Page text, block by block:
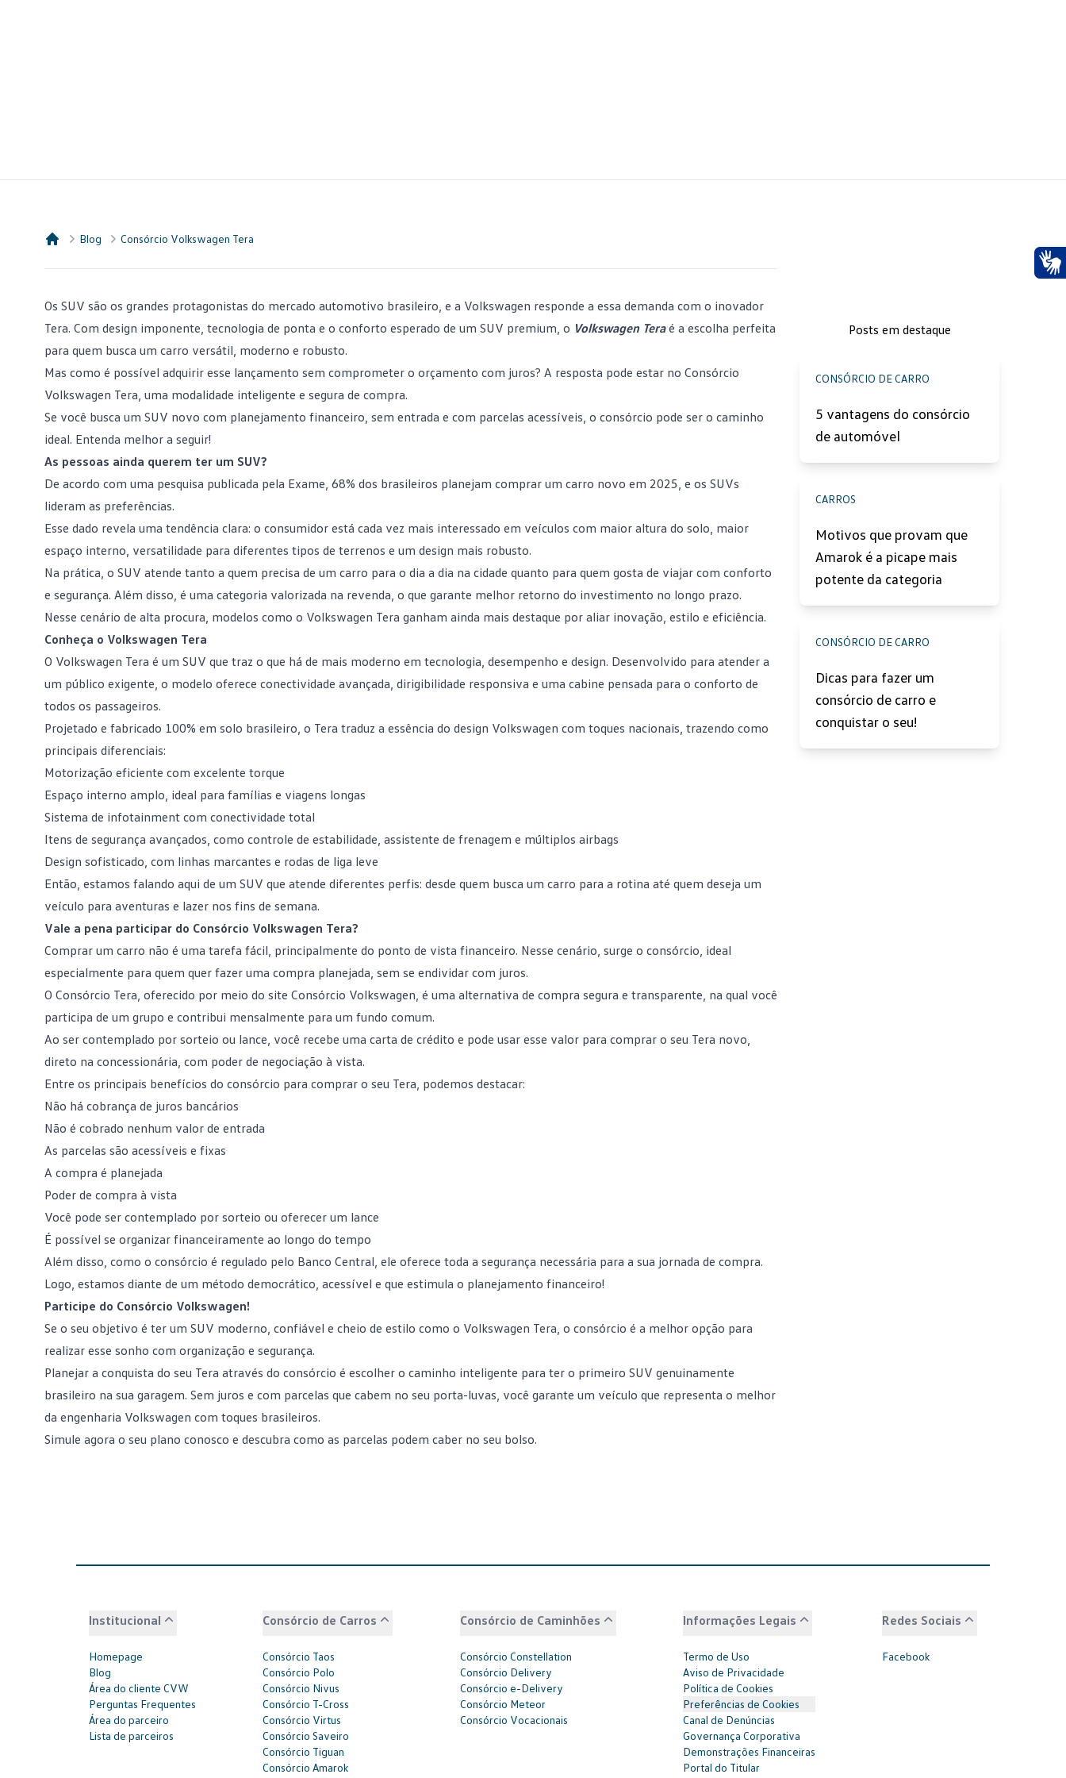
Blog Consórcio Volkswagen Tera
Os SUV são os grandes protagonistas do mercado automotivo brasileiro, e a Volkswagen responde a essa demanda com o inovador
Tera. Com design imponente, tecnologia de ponta e o conforto esperado de um SUV premium, o Volkswagen Teraé a escolha perfeita
para quem busca um carro versátil, moderno e robusto.
Mas como é possível adquirir esse lançamento sem comprometer o orçamento com juros? A resposta pode estar no Consórcio
Volkswagen Tera, uma modalidade inteligente e segura de compra.
Se você busca um SUV novo com planejamento financeiro, sem entrada e com parcelas acessíveis, o consórcio pode ser o caminho
ideal. Entenda melhor a seguir!
As pessoas ainda querem ter um SUV?
De acordo com uma pesquisa publicada pela Exame, 68% dos brasileiros planejam comprar um carro novo em 2025, e os SUVs
lideram as preferências.
Esse dado revela uma tendência clara: o consumidor está cada vez mais interessado em veículos com maior altura do solo, maior
espaço interno, versatilidade para diferentes tipos de terrenos e um design mais robusto.
Na prática, o SUV atende tanto a quem precisa de um carro para o dia a dia na cidade quanto para quem gosta de viajar com conforto
e segurança. Além disso, é uma categoria valorizada na revenda, o que garante melhor retorno do investimento no longo prazo.
Nesse cenário de alta procura, modelos como o Volkswagen Tera ganham ainda mais destaque por aliar inovação, estilo e eficiência.
Conheça o Volkswagen Tera
O Volkswagen Tera é um SUV que traz o que há de mais moderno em tecnologia, desempenho e design. Desenvolvido para atender a
um público exigente, o modelo oferece conectividade avançada, dirigibilidade responsiva e uma cabine pensada para o conforto de
todos os passageiros.
Projetado e fabricado 100% em solo brasileiro, o Tera traduz a essência do design Volkswagen com toques nacionais, trazendo como
principais diferenciais:
Motorização eficiente com excelente torque
Espaço interno amplo, ideal para famílias e viagens longas
Sistema de infotainment com conectividade total
Itens de segurança avançados, como controle de estabilidade, assistente de frenagem e múltiplos airbags
Design sofisticado, com linhas marcantes e rodas de liga leve
Então, estamos falando aqui de um SUV que atende diferentes perfis: desde quem busca um carro para a rotina até quem deseja um
veículo para aventuras e lazer nos fins de semana.
Vale a pena participar do Consórcio Volkswagen Tera?
Comprar um carro não é uma tarefa fácil, principalmente do ponto de vista financeiro. Nesse cenário, surge o consórcio, ideal
especialmente para quem quer fazer uma compra planejada, sem se endividar com juros.
O Consórcio Tera, oferecido por meio do site Consórcio Volkswagen, é uma alternativa de compra segura e transparente, na qual você
participa de um grupo e contribui mensalmente para um fundo comum.
Ao ser contemplado por sorteio ou lance, você recebe uma carta de crédito e pode usar esse valor para comprar o seu Tera novo,
direto na concessionária, com poder de negociação à vista.
Entre os principais benefícios do consórcio para comprar o seu Tera, podemos destacar:
Não há cobrança de juros bancários
Não é cobrado nenhum valor de entrada
As parcelas são acessíveis e fixas
A compra é planejada
Poder de compra à vista
Você pode ser contemplado por sorteio ou oferecer um lance
É possível se organizar financeiramente ao longo do tempo
Além disso, como o consórcio é regulado pelo Banco Central, ele oferece toda a segurança necessária para a sua jornada de compra.
Logo, estamos diante de um método democrático, acessível e que estimula o planejamento financeiro!
Participe do Consórcio Volkswagen!
Se o seu objetivo é ter um SUV moderno, confiável e cheio de estilo como o Volkswagen Tera, o consórcio é a melhor opção para
realizar esse sonho com organização e segurança.
Planejar a conquista do seu Tera através do consórcio é escolher o caminho inteligente para ter o primeiro SUV genuinamente
brasileiro na sua garagem. Sem juros e com parcelas que cabem no seu porta-luvas, você garante um veículo que representa o melhor
da engenharia Volkswagen com toques brasileiros.
Simule agora o seu plano conosco e descubra como as parcelas podem caber no seu bolso.
Posts em destaque
CONSÓRCIO DE CARRO
5 vantagens do consórcio
de automóvel
CARROS
Motivos que provam que
Amarok é a picape mais
potente da categoria
CONSÓRCIO DE CARRO
Dicas para fazer um
consórcio de carro e
conquistar o seu!
Institucional
Homepage
Blog
Área do cliente CVW
Perguntas Frequentes
Área do parceiro
Lista de parceiros
Consórcio de Carros
Consórcio Taos
Consórcio Polo
Consórcio Nivus
Consórcio T-Cross
Consórcio Virtus
Consórcio Saveiro
Consórcio Tiguan
Consórcio Amarok
Consórcio de Caminhões
Consórcio Constellation
Consórcio Delivery
Consórcio e-Delivery
Consórcio Meteor
Consórcio Vocacionais
Informações Legais
Termo de Uso
Aviso de Privacidade
Política de Cookies
Preferências de Cookies
Canal de Denúncias
Governança Corporativa
Demonstrações Financeiras
Portal do Titular
Redes Sociais
Facebook